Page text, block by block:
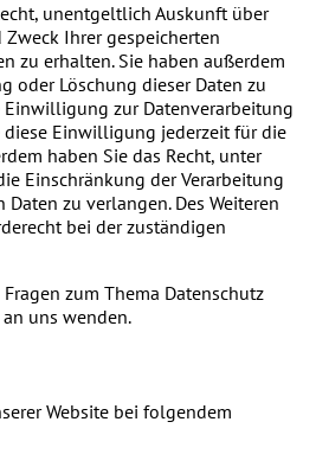
unentgeltlich Auskunft über
Ihrer gespeicherten
zu erhalten. Sie haben außerdem
oder Löschung dieser Daten zu
Einwilligung zur Datenverarbeitung
Einwilligung jederzeit für die
haben Sie das Recht, unter
Einschränkung der Verarbeitung
zu verlangen. Des Weiteren
bei der zuständigen
zum Thema Datenschutz
uns wenden.
Website bei folgendem